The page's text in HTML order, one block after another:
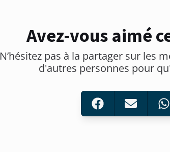
Avez-vous aimé
N’hésitez pas à la partager sur les
d'autres personnes pour